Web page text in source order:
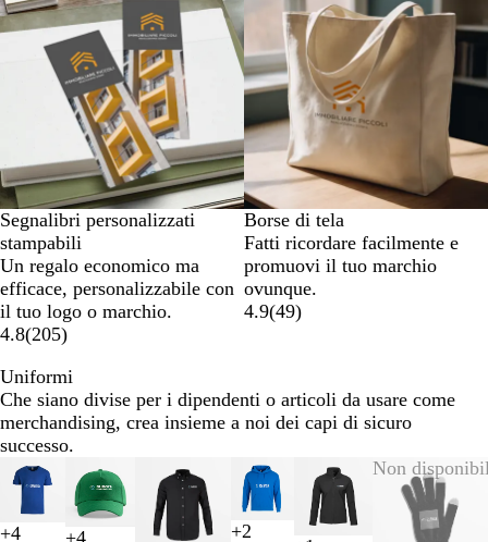
Segnalibri personalizzati
stampabili
Un regalo economico ma
efficace, personalizzabile con
il tuo logo o marchio.
4.8(205)
Borse di tela
Fatti ricordare facilmente e
promuovi il tuo marchio
ovunque.
4.9(49)
Uniformi
Che siano divise per i dipendenti o articoli da usare come
merchandising, crea insieme a noi dei capi di sicuro
successo.
+4
+4
+2
Non
Diapositiva
da
a